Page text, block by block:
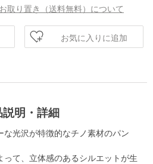
取り置き（送料無料）について
お気に入りに追加
説明・詳細
な光沢が特徴的なチノ素材のパン
って、立体感のあるシルエットが生